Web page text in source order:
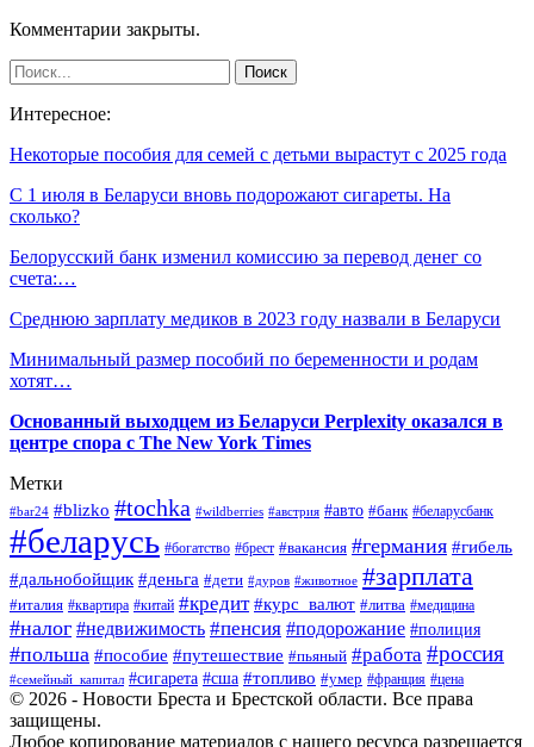
Комментарии закрыты.
Интересное:
Некоторые пособия для семей с детьми вырастут с 2025 года
С 1 июля в Беларуси вновь подорожают сигареты. На
сколько?
Белорусский банк изменил комиссию за перевод денег со
счета:…
Среднюю зарплату медиков в 2023 году назвали в Беларуси
Минимальный размер пособий по беременности и родам
хотят…
Основанный выходцем из Беларуси Perplexity оказался в
центре спора с The New York Times
Метки
#bar24 #blizko #tochka #wildberries #австрия #авто #банк #беларусбанк
#беларусь #богатство #брест #вакансия #германия #гибель
#дальнобойщик #деньга #дети #дуров #животное #зарплата
#италия #квартира #китай #кредит #курс_валют #литва #медицина
#налог #недвижимость #пенсия #подорожание #полиция
#польша #пособие #путешествие #пьяный #работа #россия
#семейный_капитал #сигарета #сша #топливо #умер #франция #цена
© 2026 - Новости Бреста и Брестской области. Все права
защищены.
Любое копирование материалов с нашего ресурса разрешается